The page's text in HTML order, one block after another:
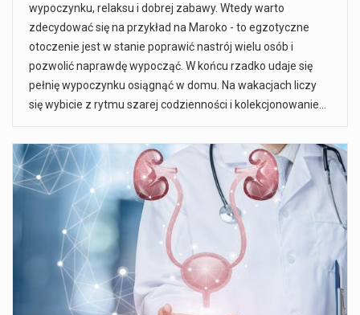
wypoczynku, relaksu i dobrej zabawy. Wtedy warto
zdecydować się na przykład na Maroko - to egzotyczne
otoczenie jest w stanie poprawić nastrój wielu osób i
pozwolić naprawdę wypocząć. W końcu rzadko udaje się
pełnię wypoczynku osiągnąć w domu. Na wakacjach liczy
się wybicie z rytmu szarej codzienności i kolekcjonowanie…